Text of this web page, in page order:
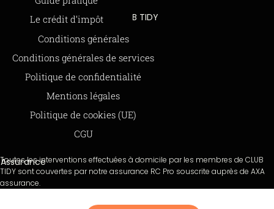
Le crédit d’impôt
Offre de parrainage 50-50
FAQ
BLOG
Conditions générales
Conditions générales de services
Politique de confidentialité
Mentions légales
Politique de cookies (UE)
CGU
CLUB TIDY
SAS CLUB TIDY
165 Avenue de Bretagne
59000 LILLE
979 480 886 RCS LILLE Métropole
Moyens de paiements
Assurance
Toutes les interventions effectuées à domicile par les membres de CLUB
TIDY sont couvertes par notre assurance RC Pro souscrite auprès de AXA
assurance.